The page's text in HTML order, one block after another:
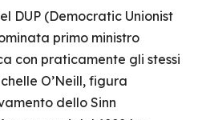
DUP (Democratic Unionist
primo ministro
con praticamente gli stessi
O’Neill, figura
dello Sinn